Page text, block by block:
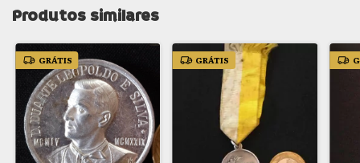
Produtos similares
GRÁTIS GRÁTIS